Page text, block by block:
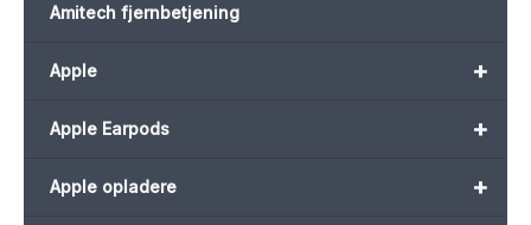
Amitech fjernbetjening
+
Apple
+
Apple Earpods
+
Apple opladere